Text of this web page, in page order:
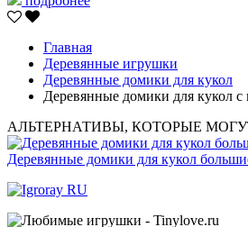
Главная
Деревянные игрушки
Деревянные домики для кукол
Деревянные домики для кукол с
АЛЬТЕРНАТИВЫ, КОТОРЫЕ
Деревянные домики для кукол